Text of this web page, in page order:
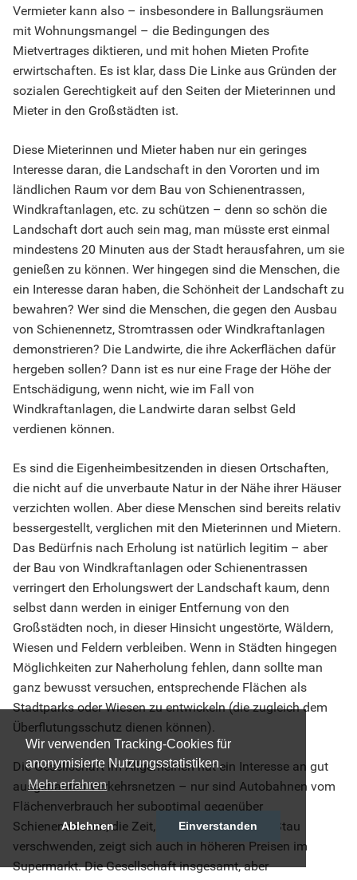
Wir verwenden Tracking-Cookies für
anonymisierte Nutzungsstatistiken.
Mehr erfahren
Ablehnen Einverstanden
Vermieter kann also – insbesondere in Ballungsräumen
mit Wohnungsmangel – die Bedingungen des
Mietvertrages diktieren, und mit hohen Mieten Profite
erwirtschaften. Es ist klar, dass Die Linke aus Gründen der
sozialen Gerechtigkeit auf den Seiten der Mieterinnen und
Mieter in den Großstädten ist.
Diese Mieterinnen und Mieter haben nur ein geringes
Interesse daran, die Landschaft in den Vororten und im
ländlichen Raum vor dem Bau von Schienentrassen,
Windkraftanlagen, etc. zu schützen – denn so schön die
Landschaft dort auch sein mag, man müsste erst einmal
mindestens 20 Minuten aus der Stadt herausfahren, um sie
genießen zu können. Wer hingegen sind die Menschen, die
ein Interesse daran haben, die Schönheit der Landschaft zu
bewahren? Wer sind die Menschen, die gegen den Ausbau
von Schienennetz, Stromtrassen oder Windkraftanlagen
demonstrieren? Die Landwirte, die ihre Ackerflächen dafür
hergeben sollen? Dann ist es nur eine Frage der Höhe der
Entschädigung, wenn nicht, wie im Fall von
Windkraftanlagen, die Landwirte daran selbst Geld
verdienen können.
Es sind die Eigenheimbesitzenden in diesen Ortschaften,
die nicht auf die unverbaute Natur in der Nähe ihrer Häuser
verzichten wollen. Aber diese Menschen sind bereits relativ
bessergestellt, verglichen mit den Mieterinnen und Mietern.
Das Bedürfnis nach Erholung ist natürlich legitim – aber
der Bau von Windkraftanlagen oder Schienentrassen
verringert den Erholungswert der Landschaft kaum, denn
selbst dann werden in einiger Entfernung von den
Großstädten noch, in dieser Hinsicht ungestörte, Wäldern,
Wiesen und Feldern verbleiben. Wenn in Städten hingegen
Möglichkeiten zur Naherholung fehlen, dann sollte man
ganz bewusst versuchen, entsprechende Flächen als
Stadtparks oder Wiesen zu entwickeln (die zugleich dem
Überflutungsschutz dienen können).
Die Gesellschaft im Allgemeinen hat ein Interesse an gut
ausgebauten Verkehrsnetzen – nur sind Autobahnen vom
Flächenverbrauch her suboptimal gegenüber
Schienentrassen; die Zeit, welche die LKWs im Stau
verschwenden, zeigt sich auch in höheren Preisen im
Supermarkt. Die Gesellschaft insgesamt, aber